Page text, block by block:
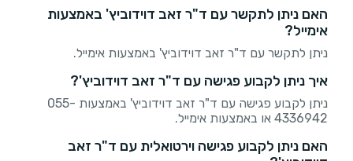
האם ניתן לתקשר עם ד"ר זאב דוידוביץ' באמצעות
אימייל?
ניתן לתקשר עם ד"ר זאב דוידוביץ' באמצעות אימייל.
איך ניתן לקבוע פגישה עם ד"ר זאב דוידוביץ'?
ניתן לקבוע פגישה עם ד"ר זאב דוידוביץ' באמצעות 055-
4336942 או באמצעות אימייל.
האם ניתן לקבוע פגישה וירטואלית עם ד"ר זאב